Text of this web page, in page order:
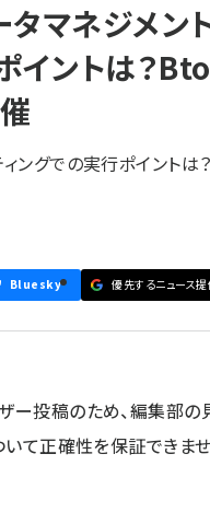
タマネジメン
イントは？
ングでの実行ポイントは？
Bluesky 優先するニュース
ー投稿のため、編集部
て正確性を保証できませ